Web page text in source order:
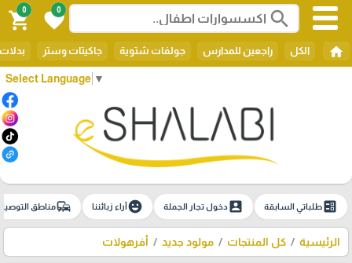
Select Language ▼
search
0
favorite
0
shopping_cart
home الكل راجعين للمدارس جولفات شتوية جاكيتات وستر
ballotطلباتي السابقة account_boxدخول تجار الجملة emoji_emotionsآراء زبائننا commuteمناطق
الرئيسية كل المنتجات مولود جديد أفرهولات